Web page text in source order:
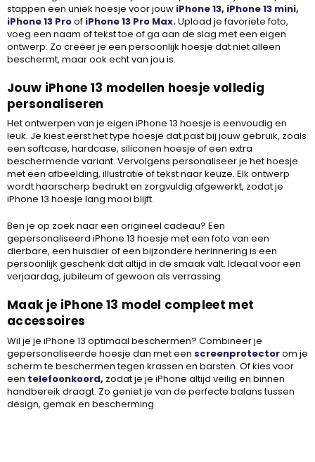
stappen een uniek hoesje voor jouw iPhone 13, iPhone 13 mini,
iPhone 13 Proof iPhone 13 Pro Max.Upload je favoriete foto,
voeg een naam of tekst toe of ga aan de slag met een eigen
ontwerp. Zo creëer je een persoonlijk hoesje dat niet alleen
beschermt, maar ook echt van jou is.
Jouw iPhone 13 modellen hoesje volledig
personaliseren
Het ontwerpen van je eigen iPhone 13 hoesje is eenvoudig en
leuk. Je kiest eerst het type hoesje dat past bij jouw gebruik, zoals
een softcase, hardcase, siliconen hoesje of een extra
beschermende variant. Vervolgens personaliseer je het hoesje
met een afbeelding, illustratie of tekst naar keuze. Elk ontwerp
wordt haarscherp bedrukt en zorgvuldig afgewerkt, zodat je
iPhone 13 hoesje lang mooi blijft.
Ben je op zoek naar een origineel cadeau? Een
gepersonaliseerd iPhone 13 hoesje met een foto van een
dierbare, een huisdier of een bijzondere herinnering is een
persoonlijk geschenk dat altijd in de smaak valt. Ideaal voor een
verjaardag, jubileum of gewoon als verrassing.
Maak je iPhone 13 model compleet met
accessoires
Wil je je iPhone 13 optimaal beschermen? Combineer je
gepersonaliseerde hoesje dan met een screenprotectorom je
scherm te beschermen tegen krassen en barsten. Of kies voor
een telefoonkoord, zodat je je iPhone altijd veilig en binnen
handbereik draagt. Zo geniet je van de perfecte balans tussen
design, gemak en bescherming.